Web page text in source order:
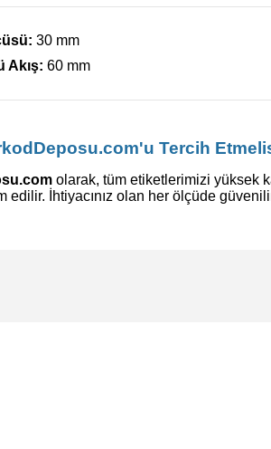
30 mm
Akış: 60 mm
Tercih
olarak, tüm etiketlerimizi yüksek
edilir. İhtiyacınız olan her ölçüde